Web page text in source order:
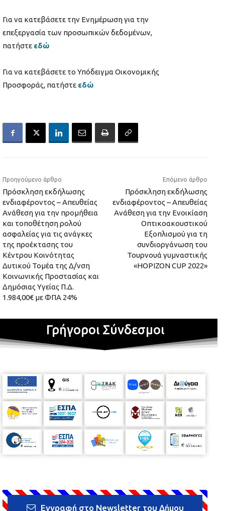
Για να κατεβάσετε την Ενημέρωση για την
επεξεργασία των προσωπικών δεδομένων,
πατήστε εδώ
Για να κατεβάσετε το Υπόδειγμα Οικονομικής
Προσφοράς, πατήστε εδώ
Προηγούμενο άρθρο
Πρόσκληση εκδήλωσης
ενδιαφέροντος – Απευθείας
Ανάθεση για την προμήθεια
και τοποθέτηση ρολού
ασφαλείας για τις ανάγκες
της προέκτασης του
Κέντρου Κοινότητας
Δυτικού Τομέα της Δ/νση
Κοινωνικής Προστασίας και
Δημόσιας Υγείας Π.Δ.
1.984,00€ με ΦΠΑ 24%
Επόμενο άρθρο
Πρόσκληση εκδήλωσης
ενδιαφέροντος – Απευθείας
Ανάθεση για την Ενοικίαση
Οπτικοακουστικού
Εξοπλισμού για τη
συνδιοργάνωση του
Τουρνουά γυμναστικής
«ΗΟΡΙΖΟΝ CUP 2022»
Γρήγοροι Σύνδεσμοι
Εγγραφή στο Newsletter του Δήμου